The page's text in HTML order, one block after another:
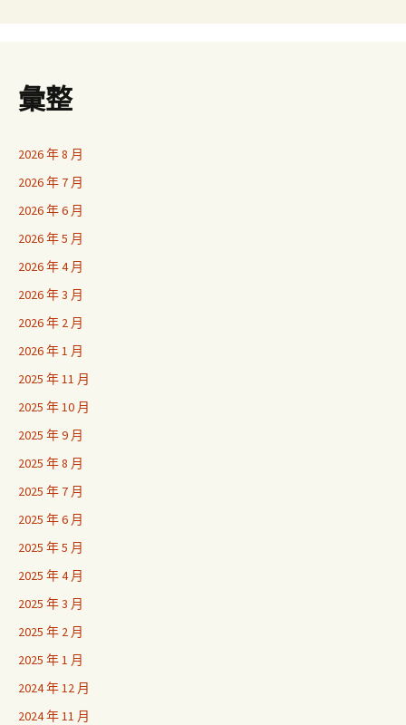
彙整
2026 年 8 月
2026 年 7 月
2026 年 6 月
2026 年 5 月
2026 年 4 月
2026 年 3 月
2026 年 2 月
2026 年 1 月
2025 年 11 月
2025 年 10 月
2025 年 9 月
2025 年 8 月
2025 年 7 月
2025 年 6 月
2025 年 5 月
2025 年 4 月
2025 年 3 月
2025 年 2 月
2025 年 1 月
2024 年 12 月
2024 年 11 月